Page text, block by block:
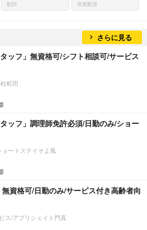
歌詞 音楽配信
さらに見る
タッフ」無資格可/シフト相談可/サービス
町田
タッフ」調理師免許必須/日勤のみ/ショー
ートステイそよ風
無資格可/日勤のみ/サービス付き高齢者向
ス/アプリシェイト門真